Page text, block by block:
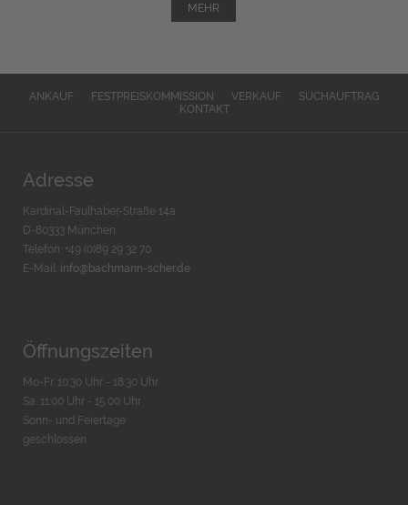
MEHR
ANKAUF FESTPREISKOMMISSION VERKAUF
SUCHAUFTRAG
KONTAKT
Adresse
Kardinal-Faulhaber-Straße 14a
D-80333 München
Telefon: +49 (0)89 29 32 70
E-Mail: info@bachmann-scher.de
Öffnungszeiten
Mo-Fr. 10:30 Uhr - 18:30 Uhr
Sa. 11:00 Uhr - 15.00 Uhr
Sonn- und Feiertage
geschlossen